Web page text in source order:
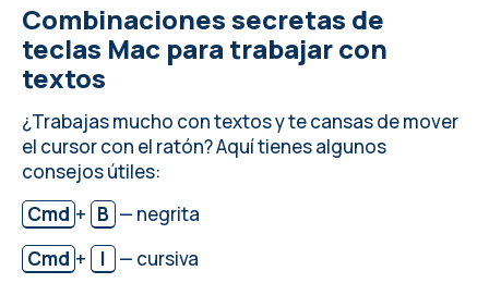
Combinaciones secretas de
teclas Mac para trabajar con
textos
¿Trabajas mucho con textos y te cansas de mover
el cursor con el ratón? Aquí tienes algunos
consejos útiles:
Cmd + B — negrita
Cmd + I
— cursiva